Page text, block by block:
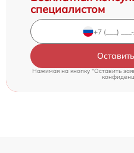
специалистом
Нажимая на кнопку "Оставить